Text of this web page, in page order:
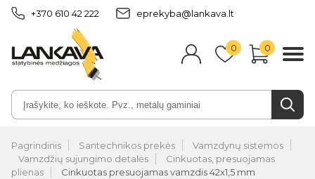
+370 610 42 222 eprekyba@lankava.lt
0 0
Pagrindinis Santechnikos prekės
Vamzdynų sistemos
Vamzdžių sujungimo detalės
Cinkuotas, presuojamas
plienas
Cinkuotas presuojamas vamzdis 42x1,5 mm